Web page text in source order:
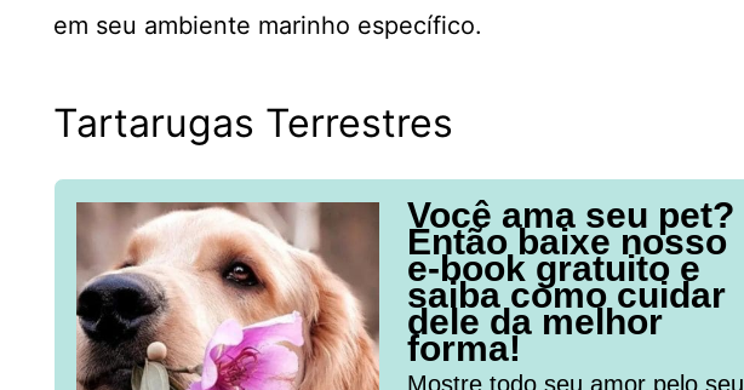
em seu ambiente marinho específico.
Tartarugas Terrestres
Você ama seu pet?
Então baixe nosso
e-book gratuito e
saiba como cuidar
dele da melhor
forma!
Mostre todo seu amor pelo seu